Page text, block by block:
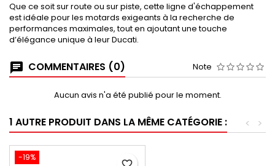
Que ce soit sur route ou sur piste, cette ligne d'échappement
est idéale pour les motards exigeants à la recherche de
performances maximales, tout en ajoutant une touche
d’élégance unique à leur Ducati.
COMMENTAIRES (0) Note
Aucun avis n'a été publié pour le moment.
1 AUTRE PRODUIT DANS LA MÊME CATÉGORIE : >
<
-19%